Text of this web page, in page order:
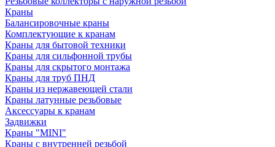
Краны
Балансировочные краны
Комплектующие к кранам
Краны для бытовой техники
Краны для сильфонной трубы
Краны для скрытого монтажа
Краны для труб ПНД
Краны из нержавеющей стали
Краны латунные резьбовые
Аксессуары к кранам
Задвижки
Краны "MINI"
Краны с внутренней резьбой